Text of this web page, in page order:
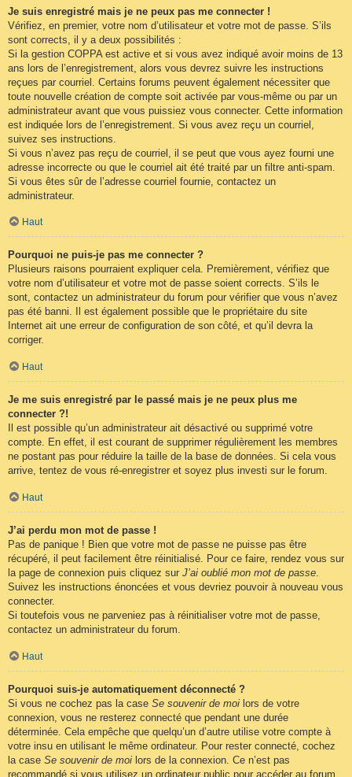
Je suis enregistré mais je ne peux pas me connecter !
Vérifiez, en premier, votre nom d’utilisateur et votre mot de passe. S’ils
sont corrects, il y a deux possibilités :
Si la gestion COPPA est active et si vous avez indiqué avoir moins de 13
ans lors de l’enregistrement, alors vous devrez suivre les instructions
reçues par courriel. Certains forums peuvent également nécessiter que
toute nouvelle création de compte soit activée par vous-même ou par un
administrateur avant que vous puissiez vous connecter. Cette information
est indiquée lors de l’enregistrement. Si vous avez reçu un courriel,
suivez ses instructions.
Si vous n’avez pas reçu de courriel, il se peut que vous ayez fourni une
adresse incorrecte ou que le courriel ait été traité par un filtre anti-spam.
Si vous êtes sûr de l’adresse courriel fournie, contactez un
administrateur.
Haut
Pourquoi ne puis-je pas me connecter ?
Plusieurs raisons pourraient expliquer cela. Premièrement, vérifiez que
votre nom d’utilisateur et votre mot de passe soient corrects. S’ils le
sont, contactez un administrateur du forum pour vérifier que vous n’avez
pas été banni. Il est également possible que le propriétaire du site
Internet ait une erreur de configuration de son côté, et qu’il devra la
corriger.
Haut
Je me suis enregistré par le passé mais je ne peux plus me
connecter ?!
Il est possible qu’un administrateur ait désactivé ou supprimé votre
compte. En effet, il est courant de supprimer régulièrement les membres
ne postant pas pour réduire la taille de la base de données. Si cela vous
arrive, tentez de vous ré-enregistrer et soyez plus investi sur le forum.
Haut
J’ai perdu mon mot de passe !
Pas de panique ! Bien que votre mot de passe ne puisse pas être
récupéré, il peut facilement être réinitialisé. Pour ce faire, rendez vous sur
la page de connexion puis cliquez sur J’ai oublié mon mot de passe.
Suivez les instructions énoncées et vous devriez pouvoir à nouveau vous
connecter.
Si toutefois vous ne parveniez pas à réinitialiser votre mot de passe,
contactez un administrateur du forum.
Haut
Pourquoi suis-je automatiquement déconnecté ?
Si vous ne cochez pas la case Se souvenir de moi lors de votre
connexion, vous ne resterez connecté que pendant une durée
déterminée. Cela empêche que quelqu’un d’autre utilise votre compte à
votre insu en utilisant le même ordinateur. Pour rester connecté, cochez
la case Se souvenir de moi lors de la connexion. Ce n’est pas
recommandé si vous utilisez un ordinateur public pour accéder au forum